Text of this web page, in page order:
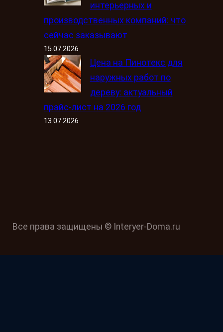
интерьерных и
производственных компаний: что
сейчас заказывают
15.07.2026
Цена на Пинотекс для
наружных работ по
дереву: актуальный
прайс-лист на 2026 год
13.07.2026
Все права защищены © Interyer-Doma.ru